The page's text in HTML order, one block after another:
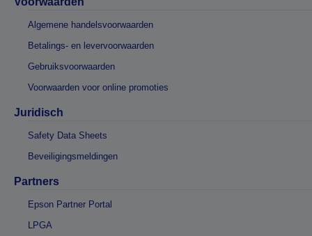
Algemene handelsvoorwaarden
Betalings- en levervoorwaarden
Gebruiksvoorwaarden
Voorwaarden voor online promoties
Juridisch
Safety Data Sheets
Beveiligingsmeldingen
Partners
Epson Partner Portal
LPGA